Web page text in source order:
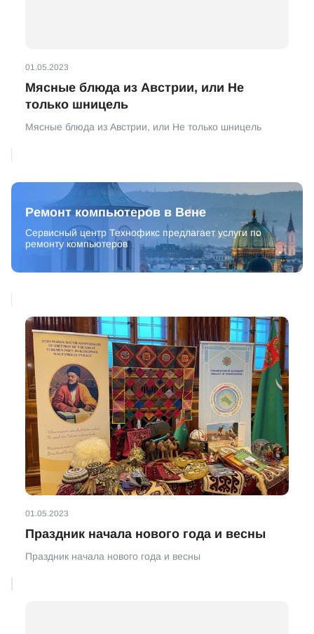
01.05.2023
Мясные блюда из Австрии, или Не
только шницель
Мясные блюда из Австрии, или Не только шницель
Ремонт компьютеров в Вене
Сервисный центр Технофикс предлагает услуги по
ремонту компьютеров
01.05.2023
Праздник начала нового года и весны
Праздник начала нового года и весны